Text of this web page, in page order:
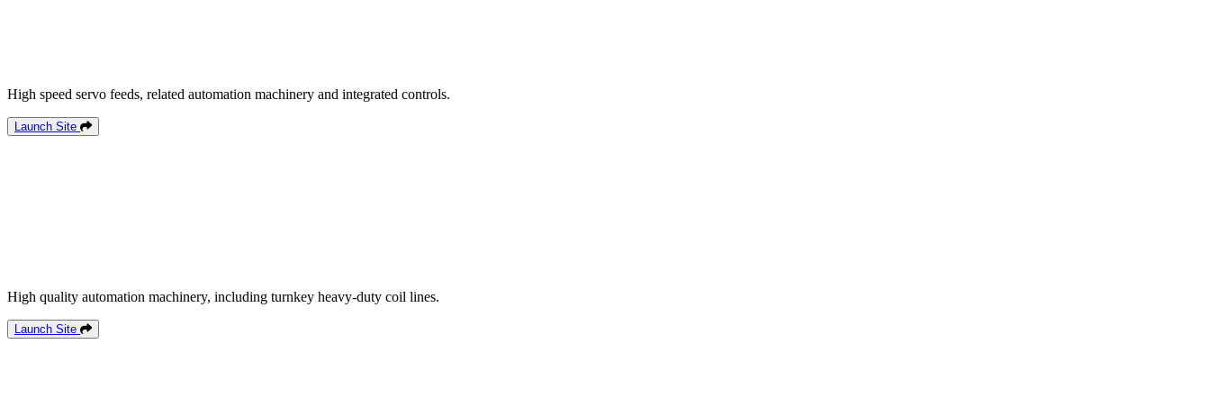
High speed servo feeds, related automation machinery and integrated controls.
Launch Site
High quality automation machinery, including turnkey heavy-duty coil lines.
Launch Site